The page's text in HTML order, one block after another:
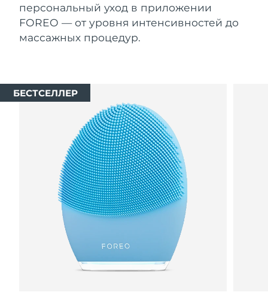
персональный уход в приложении
FOREO — от уровня интенсивностей до
массажных процедур.
БЕСТСЕЛЛЕР
Вьетнам
Ожидаемая дата доставки
8/16/26